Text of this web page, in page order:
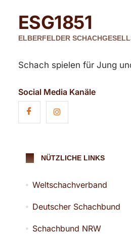
ESG1851
ELBERFELDER
Schach spielen für Jung
Social Media Kanäle
NÜTZLICHE LINKS
Weltschachverband
Deutscher Schachbund
Schachbund NRW